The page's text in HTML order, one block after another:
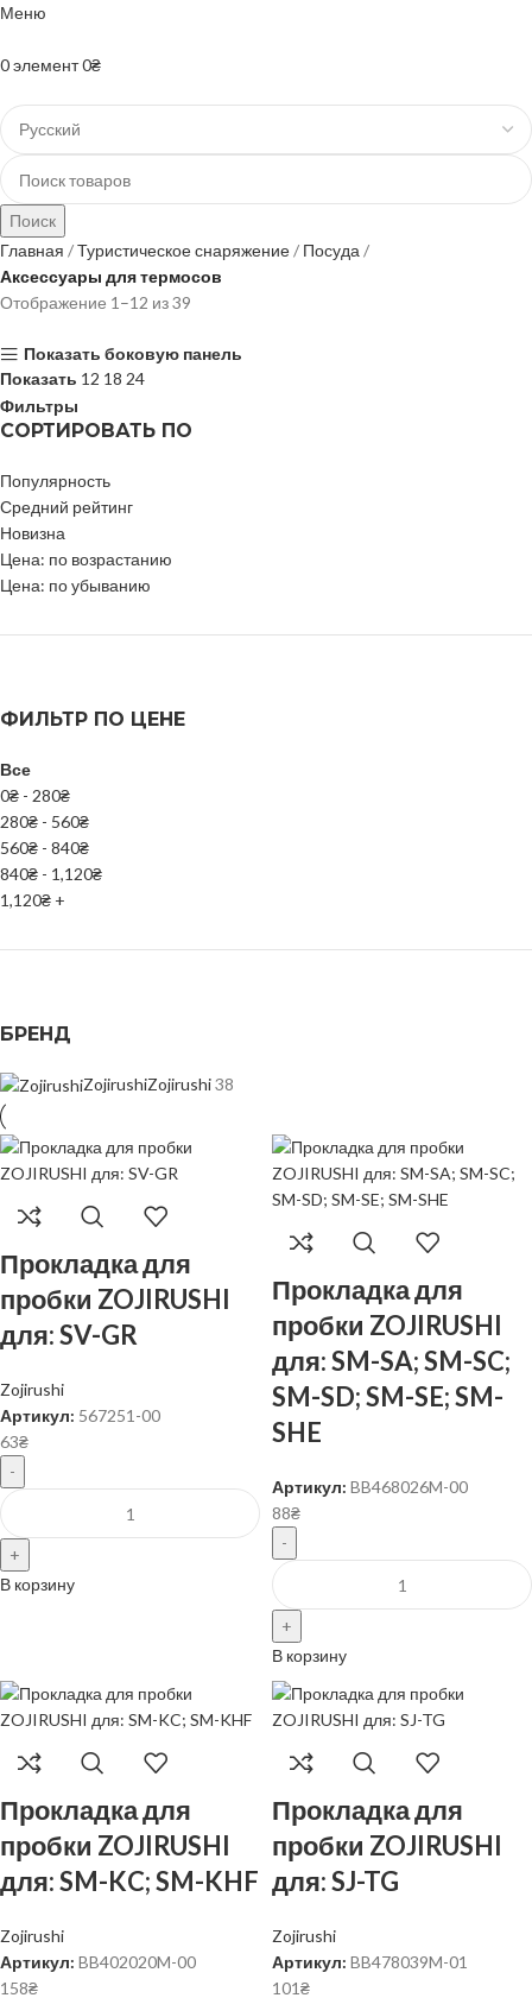
Меню
0элемент0₴
Поиск
Главная
Туристическое снаряжение
Посуда
Аксессуары для термосов
Отображение 1–12 из 39
Показать боковую панель
Показать 12 18 24
Фильтры
СОРТИРОВАТЬ ПО
Популярность
Средний рейтинг
Новизна
Цена: по возрастанию
Цена: по убыванию
ФИЛЬТР ПО ЦЕНЕ
Все
0₴ - 280₴
280₴ - 560₴
560₴ - 840₴
840₴ - 1,120₴
1,120₴ +
БРЕНД
ZojirushiZojirushi38
Прокладка для
пробки ZOJIRUSHI
для: SV-GR
Zojirushi
Артикул: 567251-00
63₴
В корзину
Прокладка для
пробки ZOJIRUSHI
для: SM-SA; SM-SC;
SM-SD; SM-SE; SM-
SHE
Артикул: BB468026M-00
88₴
В корзину
Прокладка для
пробки ZOJIRUSHI
для: SM-KC; SM-KHF
Zojirushi
Артикул: BB402020M-00
158₴
Прокладка для
пробки ZOJIRUSHI
для: SJ-TG
Zojirushi
Артикул: BB478039M-01
101₴